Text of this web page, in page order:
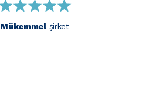
Mükemmelşirket